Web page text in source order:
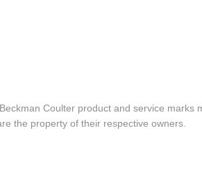
Coulter product and service
the property of their respective owners.